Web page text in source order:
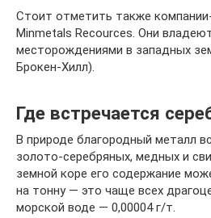
Стоит отметить также
Minmetals Recources. Они
месторождениями в западных
Брокен-Хилл).
Где встречается
В природе благородный металл
золото-серебряных, медных и
земной коре его содержание
на тонну — это чаще всех
морской воде — 0,00004 г/т.